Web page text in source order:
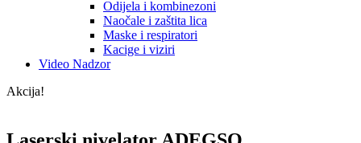
Odijela i kombinezoni
Naočale i zaštita lica
Maske i respiratori
Kacige i viziri
Video Nadzor
Akcija!